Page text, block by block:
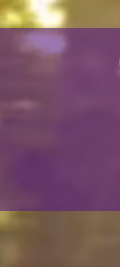
google-site-verification: